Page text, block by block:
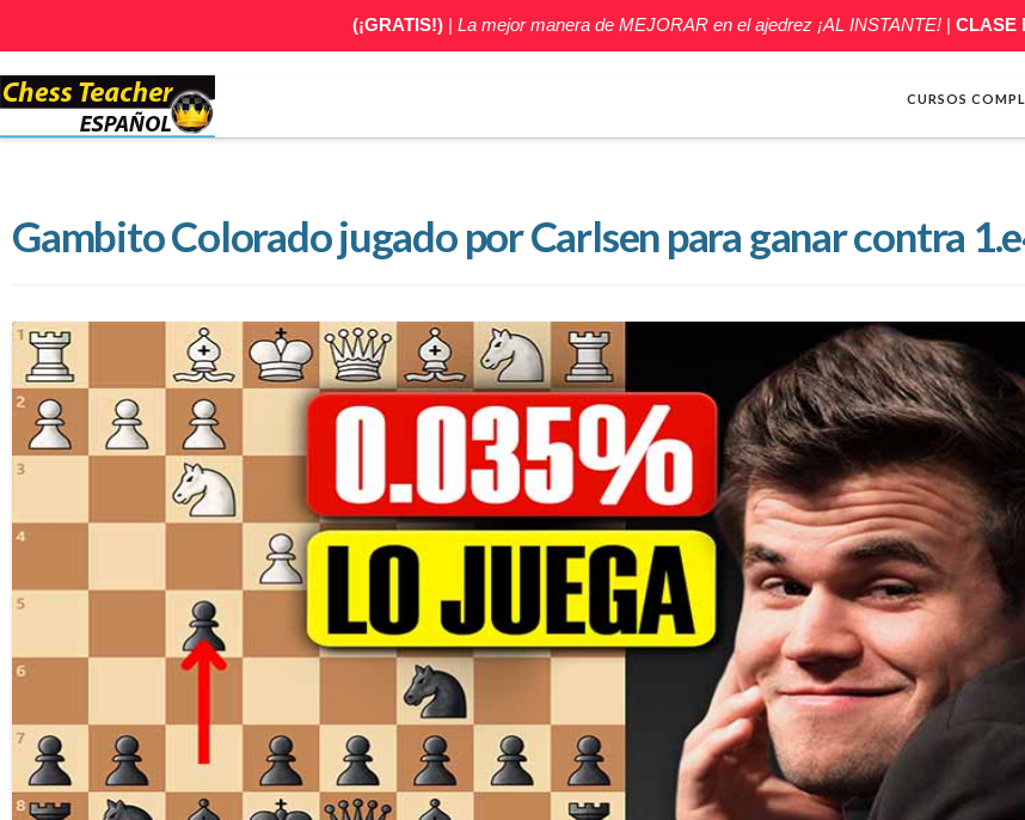
(¡GRATIS!)| La mejor manera de MEJORAR en el ajedrez ¡AL INSTANTE!| CLASE
CURSOS
Gambito Colorado jugado por Carlsen para ganar contra